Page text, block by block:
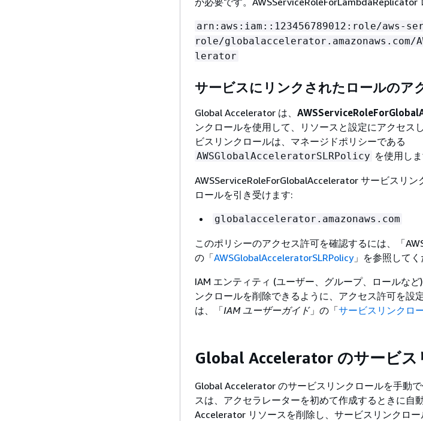
arn:aws:iam::123456789012:role/aws-
role/globalaccelerator.amazonaws.com/
lerator
サービスにリンクされたロールのア
Global Accelerator は、
ンクロールを使用して、リソースと設定にアクセス
ビスリンクロールは、マネージドポリシーである
AWSGlobalAcceleratorSLRPolicy を使用しま
AWSServiceRoleForGlobalAccelerator サービスリ
ロールを引き受けます:
globalaccelerator.amazonaws.com
このポリシーのアクセス許可を確認するには、「
の「AWSGlobalAcceleratorSLRPolicy」を参照してく
IAM エンティティ (ユーザー、グループ、ロールな
ンクロールを削除できるように、アクセス許可を設
は、「IAM ユーザーガイド」の「サービスリンクロ
Global Accelerator のサービス
Global Accelerator のサービスリンクロールを手動
スは、アクセラレーターを初めて作成するときに自
Accelerator リソースを削除し、サービスリンクロ